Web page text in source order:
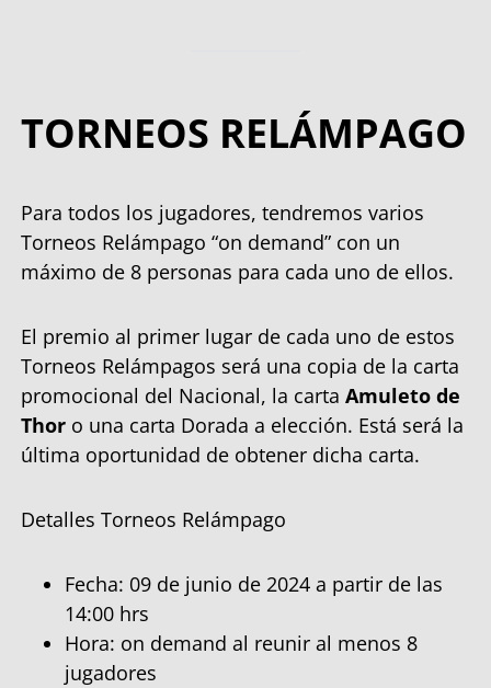
TORNEOS RELÁMPAGO
Para todos los jugadores, tendremos varios
Torneos Relámpago “on demand” con un
máximo de 8 personas para cada uno de ellos.
El premio al primer lugar de cada uno de estos
Torneos Relámpagos será una copia de la carta
promocional del Nacional, la carta Amuleto de
Thor o una carta Dorada a elección. Está será la
última oportunidad de obtener dicha carta.
Detalles Torneos Relámpago
Fecha: 09 de junio de 2024 a partir de las
14:00 hrs
Hora: on demand al reunir al menos 8
jugadores